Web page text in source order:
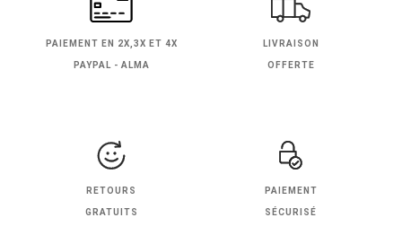
PAIEMENT EN 2X,3X ET 4X
PAYPAL - ALMA
LIVRAISON
OFFERTE
RETOURS
GRATUITS
PAIEMENT
SÉCURISÉ